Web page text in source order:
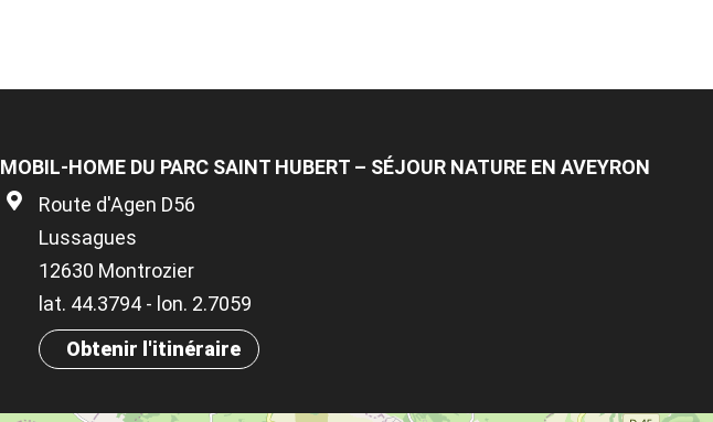
MOBIL-HOME DU PARC SAINT HUBERT – SÉJOUR NATURE EN AVEYRON
Route d'Agen D56
Lussagues
12630 Montrozier
lat. 44.3794 - lon. 2.7059
Obtenir l'itinéraire